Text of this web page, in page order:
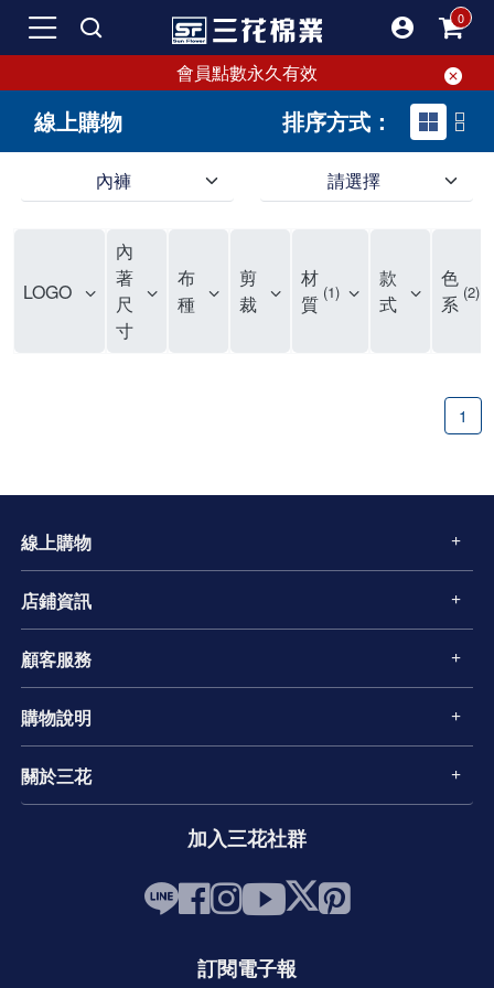
會員點數永久有效
線上購物 排序方式：
內褲 請選擇
LOGO
內
著
尺
寸
布
種
剪
裁
材
質 1
款
式
色
系 2
1
線上購物
店鋪資訊
顧客服務
購物說明
關於三花
加入三花社群
訂閱電子報